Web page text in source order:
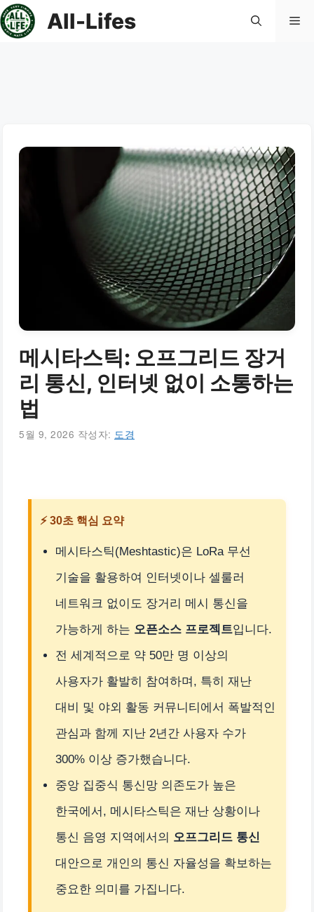
컨
텐
All-Lifes 메
메시타스틱: 오프그리드 장거
리 통신, 인터넷 없이 소통하는
법
5월 9, 2026 작성자: 도경
⚡ 30초 핵심 요약
메시타스틱(Meshtastic)은 LoRa 무선
기술을 활용하여 인터넷이나 셀룰러
네트워크 없이도 장거리 메시 통신을
가능하게 하는 오픈소스 프로젝트입니다.
전 세계적으로 약 50만 명 이상의
사용자가 활발히 참여하며, 특히 재난
대비 및 야외 활동 커뮤니티에서 폭발적인
관심과 함께 지난 2년간 사용자 수가
300% 이상 증가했습니다.
중앙 집중식 통신망 의존도가 높은
한국에서, 메시타스틱은 재난 상황이나
통신 음영 지역에서의 오프그리드 통신
대안으로 개인의 통신 자율성을 확보하는
중요한 의미를 가집니다.